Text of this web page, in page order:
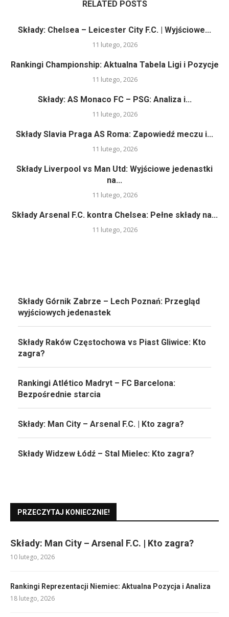
RELATED POSTS
Składy: Chelsea – Leicester City F.C. | Wyjściowe...
11 lutego, 2026
Rankingi Championship: Aktualna Tabela Ligi i Pozycje
11 lutego, 2026
Składy: AS Monaco FC – PSG: Analiza i...
11 lutego, 2026
Składy Slavia Praga AS Roma: Zapowiedź meczu i...
11 lutego, 2026
Składy Liverpool vs Man Utd: Wyjściowe jedenastki
na...
11 lutego, 2026
Składy Arsenal F.C. kontra Chelsea: Pełne składy na...
11 lutego, 2026
Składy Górnik Zabrze – Lech Poznań: Przegląd
wyjściowych jedenastek
Składy Raków Częstochowa vs Piast Gliwice: Kto
zagra?
Rankingi Atlético Madryt – FC Barcelona:
Bezpośrednie starcia
Składy: Man City – Arsenal F.C. | Kto zagra?
Składy Widzew Łódź – Stal Mielec: Kto zagra?
PRZECZYTAJ KONIECZNIE!
Składy: Man City – Arsenal F.C. | Kto zagra?
10 lutego, 2026
Rankingi Reprezentacji Niemiec: Aktualna Pozycja i Analiza
18 lutego, 2026